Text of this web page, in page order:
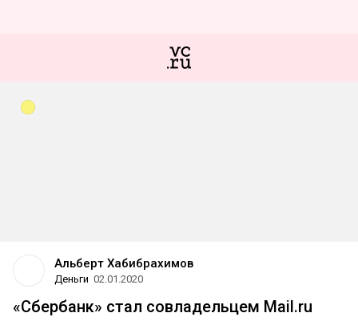
Альберт Хабибрахимов
Деньги 02.01.2020
«Сбербанк» стал совладельцем Mail.ru